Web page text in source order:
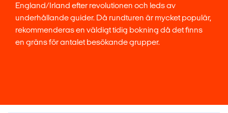
England/Irland efter revolutionen och leds av
underhållande guider. Då rundturen är mycket populär,
rekommenderas en väldigt tidig bokning då det finns
en gräns för antalet besökande grupper.